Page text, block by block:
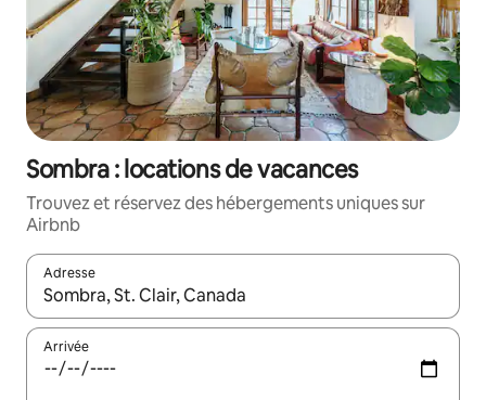
Sombra : locations de vacances
Trouvez et réservez des hébergements uniques sur
Airbnb
Adresse
Lorsque les résultats s'affichent, utilisez les flèches vers le
Arrivée